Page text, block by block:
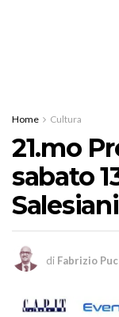
Home Cultura
21.mo
sabato
Salesiani
di Fabrizio